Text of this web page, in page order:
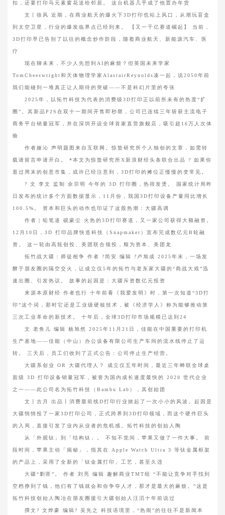
扣，还要打印马元素窗花送给邻居。 这台机器几乎成了他置办年货
文丨徐风 近期，在商业航天的爆火下3D打印也站上风口，从潮玩盲盒
到太空卫星，行业的爆发临界点已经到来。 【又一千亿赛道崛起】 当前，
3D打印早已告别了以往的概念炒作阶段，随着商业航天、新能源汽车、医
疗
现在聊未来，不少人先想到AI的麻烦？但英国未来学家
TomCheeswright和天体物理学家AlastairReynolds凑一起，说2050年前
我们能碰到一堆真正让人期待的突破——不是科幻片里的夸张
2025年，以拓竹科技为代表的消费级3D打印正以前所未有的热度“扩
圈”。其新品P2S在双十一期间开售即秒罄，公司已连续三年斩获主流电子
商务平台销量冠军，并在深圳开设全球首家直营旗舰店，吸引超16万人次体
验
作者娅沁 声明题图来自互联网。惊蛰研究所个人独创的文章，如需转
载请留言申请开白。 *本文为惊蛰研究所X新浪财经头条联合出品 ? 如果你
逛过周末的创意市集，或许已经注意到，3D打印的摊位正慢慢的变常见。
? 文 李文 监制 佘宗明 今年的 3D 打印圈，热得发烫。 国家统计局昨
日发布的统计多个方面数据显示，11月份，我国3D打印设备产量同比增长
100.5%。 资本和巨头的动作也印证了这股热潮：大疆高调
作者｜铅笔道 砚蒙尘 火热的3D打印赛道，又一家公司获得大额融资。
12月10日，3D 打印品牌快造科技（Snapmaker）宣布完成数亿元B轮融
资。 这一轮由高瓴创投、美团联合领投，顺为资本、美团龙
拓竹战大疆：师徒相争 作者 ?简安 编辑 ?卢旭成 2025年末，一场发
酵于朋友圈的隔空交火，让成立仅5年的拓竹与老东家大疆的“商战大戏”迅
速出圈、引发热议。 故事的起因是：大疆斥资数亿元投资
来源本原财经 作者也行 十年前看《我爱发明》时，第一次知道“3D打
印”这个词，那时它还是工业级硬核技术，被《经济学人》称为能够推动第
三次工业革命的新技术。 十年后，全球3D打印市场规模已达到24
文 老鱼儿 编辑 杨旭然 2025年11月21日，佳能在中国重要的打印机
生产基地——佳能（中山）办公设备有限公司生产车间的流水线停止了运
转。 三天后，员工们收到了正式公告：公司停止生产经营。
大疆系创业 OR 大疆代理人？ 成立仅五年时间，最近三年蝉联全球桌
面级 3D 打印设备销量冠军，被誉为国内成长速度最快的 2020 世代企业
之一——此公司名为拓竹科技（Bambu Lab），其创始团
文丨古月 出品丨消费最前线D打印行业掀起了一次小小的风波。起因是
大疆悄悄投了一家3D打印公司，正式跨界到3D打印领域，而这个硬件巨头
的入局，直接引发了业内从业者的危机感。拓竹科技的创始人陶
从「外观钛」到「结构钛」。 不知不觉间，苹果又做了一件大事。 前
段时间，苹果主动「揭秘」，指其在 Apple Watch Ultra 3 等钛金属框架
的产品上，采用了全新的「钛金属打印」工艺，甚至久违
大疆“剿匪”。 作者 刘亮 编辑 趣解商业TMT组 “不能让竞争对手找到
空档挣到了钱，他们有了钱就会和你争夺人才，那才是最大的麻烦。”这是
拓竹科技创始人陶冶在朋友圈援引大疆创始人汪滔十年前说过
撰文? 文烨豪 编辑? 吴先之 科技语境里，“热闹”的往往不是新闻本